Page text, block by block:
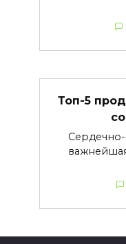
Топ-5
Сердечно-